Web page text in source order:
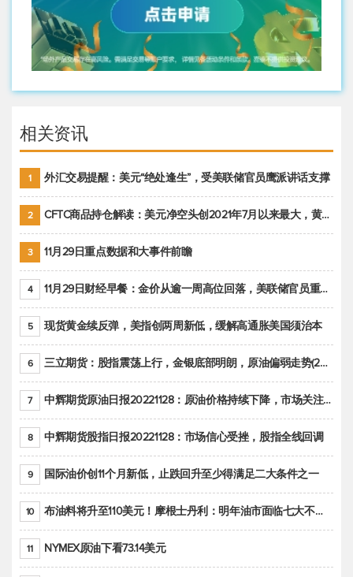
相关资讯
1 外汇交易提醒：美元“绝处逢生”，受美联储官员鹰派讲话支撑
2 CFTC商品持仓解读：美元净空头创2021年7月以来最大，黄金期货投机性净多头头寸减少
3 11月29日重点数据和大事件前瞻
4 11月29日财经早餐：金价从逾一周高位回落，美联储官员重申鹰派立场推动美元回升
5 现货黄金续反弹，美指创两周新低，缓解高通胀美国须治本
6 三立期货：股指震荡上行，金银底部明朗，原油偏弱走势(20221128收评)
7 中辉期货原油日报20221128：原油价格持续下降，市场关注OPEC+新一轮产能政策
8 中辉期货股指日报20221128：市场信心受挫，股指全线回调
9 国际油价创11个月新低，止跌回升至少得满足二大条件之一
10 布油料将升至110美元！摩根士丹利：明年油市面临七大不确定性
11 NYMEX原油下看73.14美元